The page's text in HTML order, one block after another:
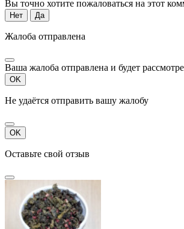
Вы точно хотите пожаловаться на этот
Нет Да
Жалоба отправлена
Ваша жалоба отправлена и будет
OK
Не удаётся отправить вашу жалобу
OK
Оставьте свой отзыв